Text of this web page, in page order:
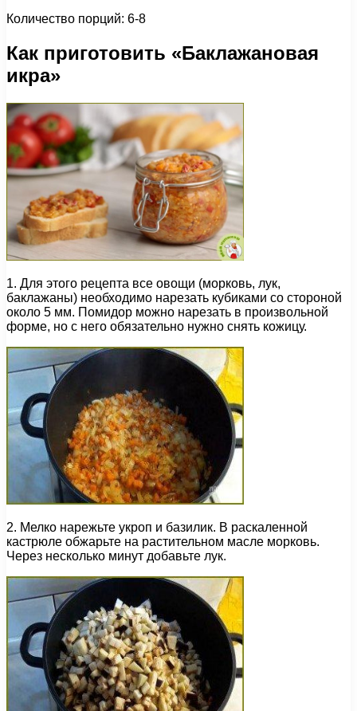
Количество порций: 6-8
Как приготовить «Баклажановая
икра»
1. Для этого рецепта все овощи (морковь, лук,
баклажаны) необходимо нарезать кубиками со стороной
около 5 мм. Помидор можно нарезать в произвольной
форме, но с него обязательно нужно снять кожицу.
2. Мелко нарежьте укроп и базилик. В раскаленной
кастрюле обжарьте на растительном масле морковь.
Через несколько минут добавьте лук.